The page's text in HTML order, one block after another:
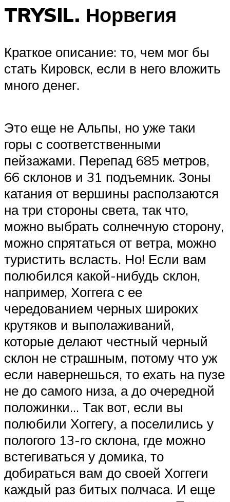
TRYSIL. Норвегия
Краткое описание: то, чем мог бы
стать Кировск, если в него вложить
много денег.
Это еще не Альпы, но уже таки
горы с соответственными
пейзажами. Перепад 685 метров,
66 склонов и 31 подъемник. Зоны
катания от вершины расползаются
на три стороны света, так что,
можно выбрать солнечную сторону,
можно спрятаться от ветра, можно
туристить всласть. Но! Если вам
полюбился какой-нибудь склон,
например, Хоггега с ее
чередованием черных широких
крутяков и выполаживаний,
которые делают честный черный
склон не страшным, потому что уж
если навернешься, то ехать на пузе
не до самого низа, а до очередной
положинки… Так вот, если вы
полюбили Хоггегу, а поселились у
пологого 13-го склона, где можно
встегиваться у домика, то
добираться вам до своей Хоггеги
каждый раз битых полчаса. И еще